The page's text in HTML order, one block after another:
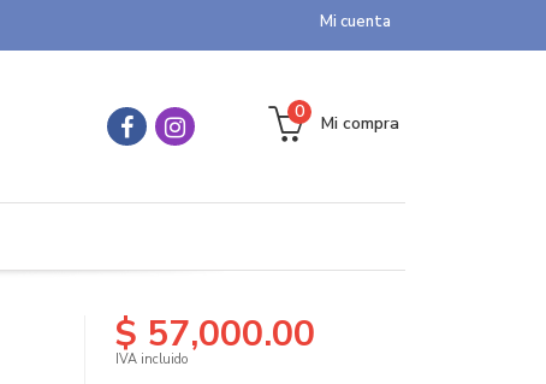
Mi cuenta
Mi compra
0
$ 57,000.00
IVA incluido